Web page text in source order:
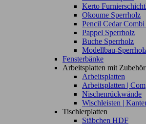
Kerto
Okoume Sperrholz
Pencil Cedar
Pappel Sperrholz
Buche Sperrholz
Modellbau-
Fensterbänke
Arbeitsplatten mit Zubehör
Arbeitsplatten
Arbeitsplatten |
Nischenrückwände
Wischleisten |
Tischlerplatten
Stäbchen HDF